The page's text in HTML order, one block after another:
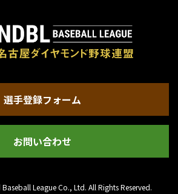
選手登録フォーム
お問い合わせ
League Co., Ltd. All Rights Reserved.